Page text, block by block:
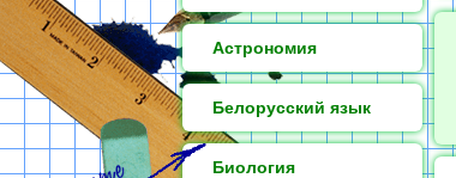
Астрономия
Белорусский язык
Биология